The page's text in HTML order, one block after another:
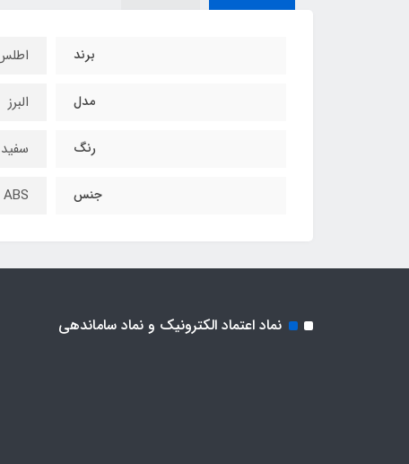
برند
مدل البرز
رنگ سفید
جنس ABS
نماد اعتماد الکترونیک و نماد ساماندهی